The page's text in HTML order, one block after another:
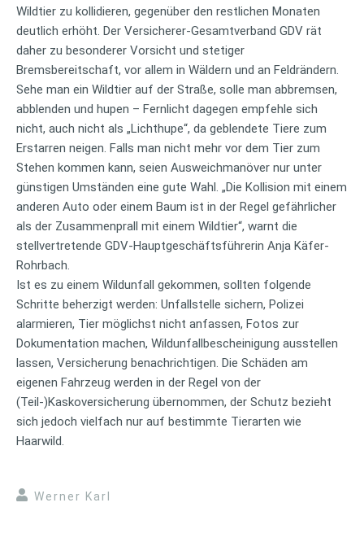
Wildtier zu kollidieren, gegenüber den restlichen Monaten
deutlich erhöht. Der Versicherer-Gesamtverband GDV rät
daher zu besonderer Vorsicht und stetiger
Bremsbereitschaft, vor allem in Wäldern und an Feldrändern.
Sehe man ein Wildtier auf der Straße, solle man abbremsen,
abblenden und hupen – Fernlicht dagegen empfehle sich
nicht, auch nicht als „Lichthupe“, da geblendete Tiere zum
Erstarren neigen. Falls man nicht mehr vor dem Tier zum
Stehen kommen kann, seien Ausweichmanöver nur unter
günstigen Umständen eine gute Wahl. „Die Kollision mit einem
anderen Auto oder einem Baum ist in der Regel gefährlicher
als der Zusammenprall mit einem Wildtier“, warnt die
stellvertretende GDV-Hauptgeschäftsführerin Anja Käfer-
Rohrbach.
Ist es zu einem Wildunfall gekommen, sollten folgende
Schritte beherzigt werden: Unfallstelle sichern, Polizei
alarmieren, Tier möglichst nicht anfassen, Fotos zur
Dokumentation machen, Wildunfallbescheinigung ausstellen
lassen, Versicherung benachrichtigen. Die Schäden am
eigenen Fahrzeug werden in der Regel von der
(Teil-)Kaskoversicherung übernommen, der Schutz bezieht
sich jedoch vielfach nur auf bestimmte Tierarten wie
Haarwild.
Werner Karl